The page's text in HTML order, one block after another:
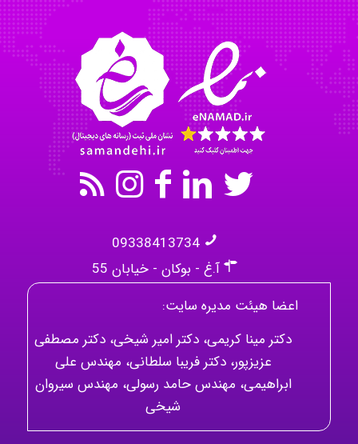
akhtar shahsavandi
kimiya zirakpoor
09338413734
آ.غ - بوکان - خیابان 55
اعضا هیئت مدیره سایت:
دکتر مینا کریمی، دکتر امیر شیخی، دکتر مصطفی
عزیزپور، دکتر فریبا سلطانی، مهندس علی
ابراهیمی، مهندس حامد رسولی، مهندس سیروان
شیخی